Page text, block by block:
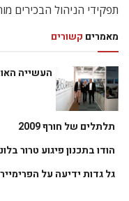
תפקידי הניהול הבכירים
מאמרים קשורים
העשייה
תלתלים של חורף 2009
הודו בתכנון פיגוע טרור
גל גדות ידיעה על